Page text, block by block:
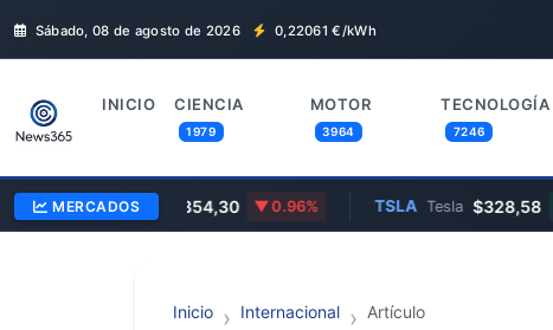
Sábado, 08 de agosto de 2026 0,22061 €/kWh
INICIO CIENCIA
1979
MOTOR
3964
TECNOLOGÍA
7246
MERCADOS
GOOGL Google $354,30 0.96% TSLA Tesla $328,58
Inicio Internacional Artículo